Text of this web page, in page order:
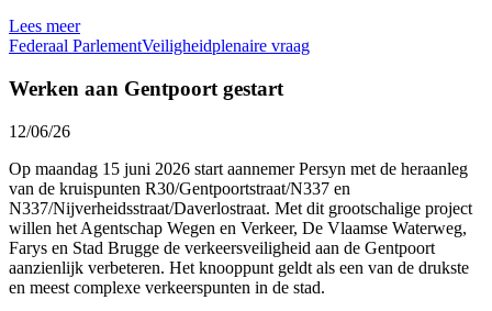
Lees meer
Federaal ParlementVeiligheidplenaire vraag
Werken aan Gentpoort gestart
12/06/26
Op maandag 15 juni 2026 start aannemer Persyn met de heraanleg
van de kruispunten R30/Gentpoortstraat/N337 en
N337/Nijverheidsstraat/Daverlostraat. Met dit grootschalige project
willen het Agentschap Wegen en Verkeer, De Vlaamse Waterweg,
Farys en Stad Brugge de verkeersveiligheid aan de Gentpoort
aanzienlijk verbeteren. Het knooppunt geldt als een van de drukste
en meest complexe verkeerspunten in de stad.